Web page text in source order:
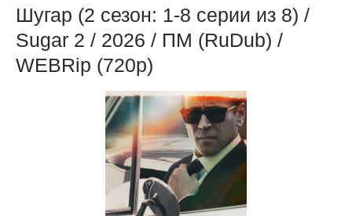
Шугар (2 сезон: 1-8 серии из 8) /
Sugar 2 / 2026 / ПМ (RuDub) /
WEBRip (720р)